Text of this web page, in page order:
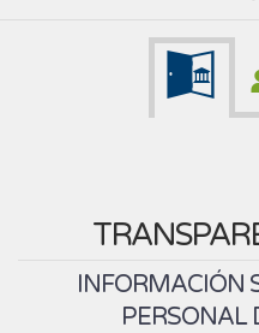
INFORMACIÓN
PERSONAL